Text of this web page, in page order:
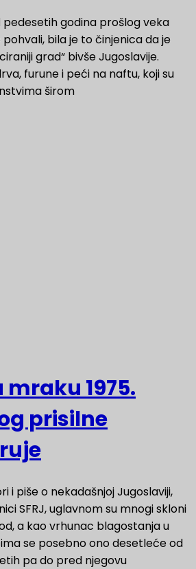
pedesetih godina prošlog veka
bila je to činjenica da je
grad“ bivše Jugoslavije.
furune i peći na naftu, koji su
širom
1975.
prisilne
i piše o nekadašnjoj Jugoslaviji,
SFRJ, uglavnom su mnogi skloni
a kao vrhunac blagostanja u
se posebno ono desetleće od
pa do pred njegovu